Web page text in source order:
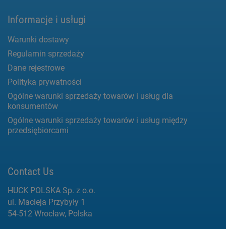
Informacje i usługi
Warunki dostawy
Regulamin sprzedaży
Dane rejestrowe
Polityka prywatności
Ogólne warunki sprzedaży towarów i usług dla
konsumentów
Ogólne warunki sprzedaży towarów i usług między
przedsiębiorcami
Contact Us
HUCK POLSKA Sp. z o.o.
ul. Macieja Przybyły 1
54-512 Wrocław, Polska